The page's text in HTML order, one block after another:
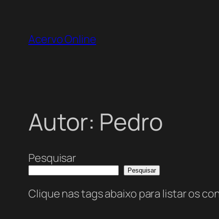
Acervo Online
Autor: Pedro
Pesquisar
Pesquisar
Clique nas tags abaixo para listar os